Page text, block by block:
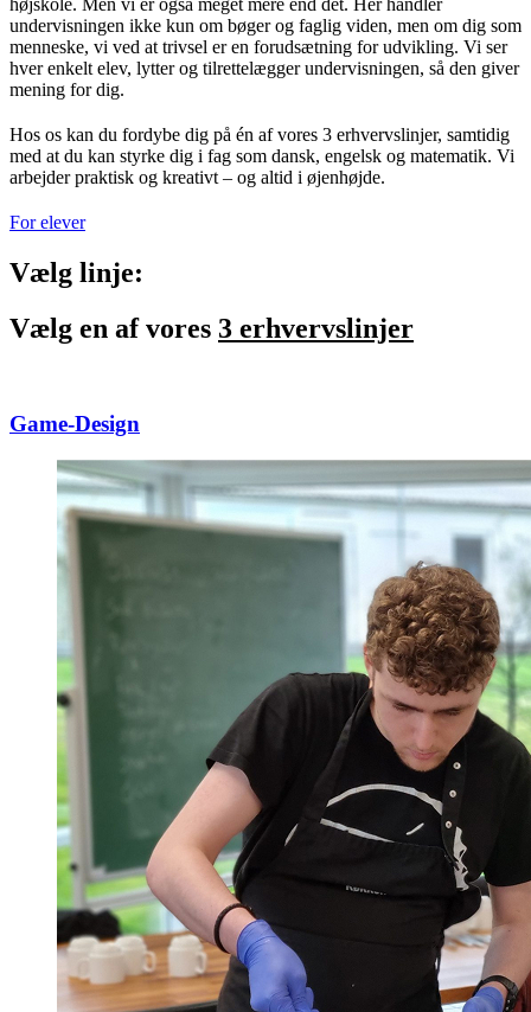
højskole. Men vi er også meget mere end det. Her handler
undervisningen ikke kun om bøger og faglig viden, men om dig som
menneske, vi ved at trivsel er en forudsætning for udvikling. Vi ser
hver enkelt elev, lytter og tilrettelægger undervisningen, så den giver
mening for dig.
Hos os kan du fordybe dig på én af vores 3 erhvervslinjer, samtidig
med at du kan styrke dig i fag som dansk, engelsk og matematik. Vi
arbejder praktisk og kreativt – og altid i øjenhøjde.
For elever
Vælg linje:
Vælg en af vores 3 erhvervslinjer
Game-Design